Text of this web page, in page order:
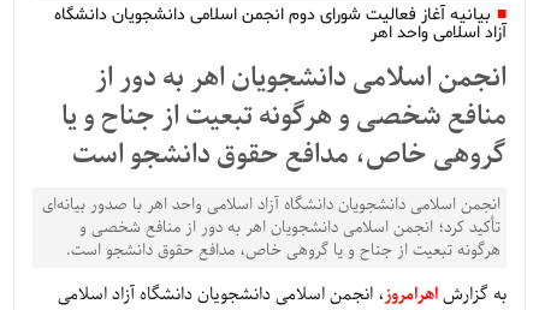
بیانیه آغاز فعالیت شورای دوم انجمن اسلامی دانشجویان دانشگاه
آزاد اسلامی واحد اهر
انجمن اسلامی دانشجویان اهر به دور از
منافع شخصی و هرگونه تبعیت از جناح و یا
گروهی خاص، مدافع حقوق دانشجو است
انجمن اسلامی دانشجویان دانشگاه آزاد اسلامی واحد اهر با صدور بیانه‌ای
تأکید کرد؛ انجمن اسلامی دانشجویان اهر به دور از منافع شخصی و
هرگونه تبعیت از جناح و یا گروهی خاص، مدافع حقوق دانشجو است.
به گزارشاهرامروز، انجمن اسلامی دانشجویان دانشگاه آزاد اسلامی